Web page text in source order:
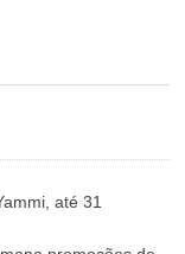
até 31